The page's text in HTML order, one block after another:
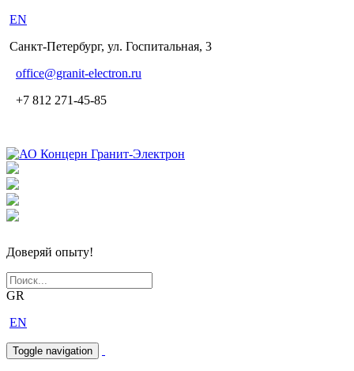
EN
Санкт-Петербург, ул. Госпитальная, 3
office@granit-electron.ru
+7 812 271-45-85
Доверяй опыту!
GR
EN
Toggle navigation